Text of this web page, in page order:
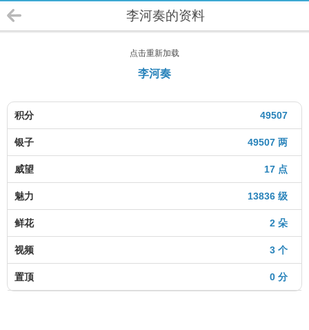
李河奏的资料
点击重新加载
李河奏
49507
积分
49507 两
银子
17 点
威望
13836 级
魅力
2 朵
鲜花
3 个
视频
0 分
置顶